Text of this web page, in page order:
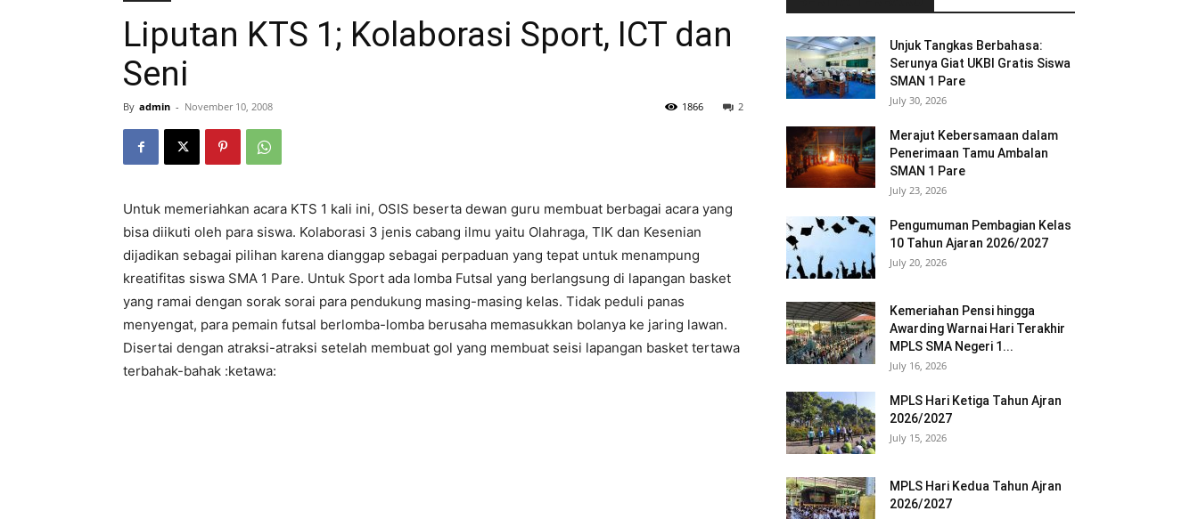
Liputan KTS 1; Kolaborasi Sport, ICT dan
Seni
By admin - November 10, 2008 2
1866
Untuk memeriahkan acara KTS 1 kali ini, OSIS beserta dewan guru membuat berbagai acara yang
bisa diikuti oleh para siswa. Kolaborasi 3 jenis cabang ilmu yaitu Olahraga, TIK dan Kesenian
dijadikan sebagai pilihan karena dianggap sebagai perpaduan yang tepat untuk menampung
kreatifitas siswa SMA 1 Pare. Untuk Sport ada lomba Futsal yang berlangsung di lapangan basket
yang ramai dengan sorak sorai para pendukung masing-masing kelas. Tidak peduli panas
menyengat, para pemain futsal berlomba-lomba berusaha memasukkan bolanya ke jaring lawan.
Disertai dengan atraksi-atraksi setelah membuat gol yang membuat seisi lapangan basket tertawa
terbahak-bahak :ketawa:
Unjuk Tangkas Berbahasa:
Serunya Giat UKBI Gratis Siswa
SMAN 1 Pare
July 30, 2026
Merajut Kebersamaan dalam
Penerimaan Tamu Ambalan
SMAN 1 Pare
July 23, 2026
Pengumuman Pembagian Kelas
10 Tahun Ajaran 2026/2027
July 20, 2026
Kemeriahan Pensi hingga
Awarding Warnai Hari Terakhir
MPLS SMA Negeri 1...
July 16, 2026
MPLS Hari Ketiga Tahun Ajran
2026/2027
July 15, 2026
MPLS Hari Kedua Tahun Ajran
2026/2027